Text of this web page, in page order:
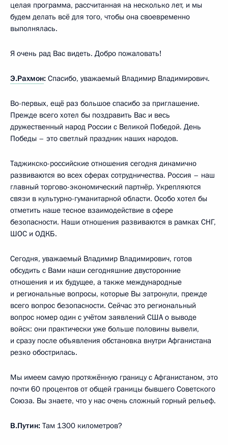
целая программа, рассчитанная на несколько лет, и мы
будем делать всё для того, чтобы она своевременно
выполнялась.
Я очень рад Вас видеть. Добро пожаловать!
Э.Рахмон: Спасибо, уважаемый Владимир Владимирович.
Во-первых, ещё раз большое спасибо за приглашение.
Прежде всего хотел бы поздравить Вас и весь
дружественный народ России с Великой Победой. День
Победы – это светлый праздник наших народов.
Таджикско-российские отношения сегодня динамично
развиваются во всех сферах сотрудничества. Россия – наш
главный торгово-экономический партнёр. Укрепляются
связи в культурно-гуманитарной области. Особо хотел бы
отметить наше тесное взаимодействие в сфере
безопасности. Наши отношения развиваются в рамках СНГ,
ШОС и ОДКБ.
Сегодня, уважаемый Владимир Владимирович, готов
обсудить с Вами наши сегодняшние двусторонние
отношения и их будущее, а также международные
и региональные вопросы, которые Вы затронули, прежде
всего вопрос безопасности. Сейчас это региональный
вопрос номер один с учётом заявлений США о выводе
войск: они практически уже больше половины вывели,
и сразу после объявления обстановка внутри Афганистана
резко обострилась.
Мы имеем самую протяжённую границу с Афганистаном, это
почти 60 процентов от общей границы бывшего Советского
Союза. Вы знаете, что у нас очень сложный горный рельеф.
В.Путин: Там 1300 километров?